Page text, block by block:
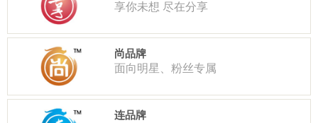
享你未想 尽在分享
尚品牌
面向明星、粉丝专属
连品牌